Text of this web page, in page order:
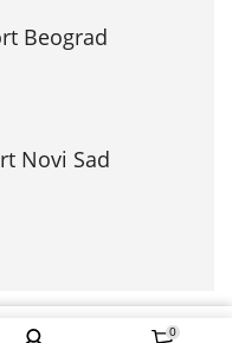
Beograd
Novi Sad
0